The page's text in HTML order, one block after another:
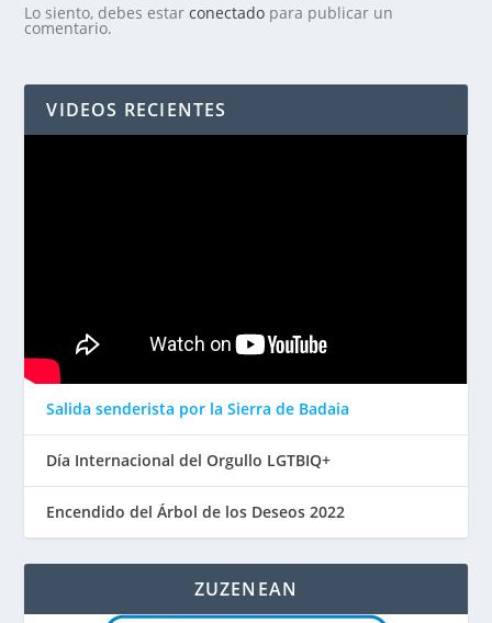
Lo siento, debes estarconectado para publicar un
comentario.
VIDEOS RECIENTES
Salida senderista por la Sierra de Badaia
Día Internacional del Orgullo LGTBIQ+
Encendido del Árbol de los Deseos 2022
ZUZENEAN